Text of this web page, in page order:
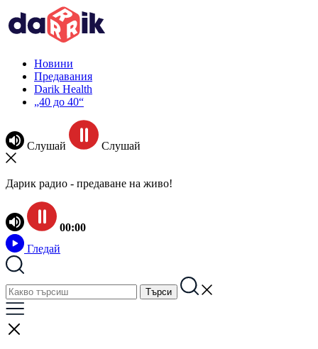
Новини
Предавания
Darik Health
„40 до 40“
Слушай Слушай
Дарик радио - предаване на живо!
00:00
Гледай